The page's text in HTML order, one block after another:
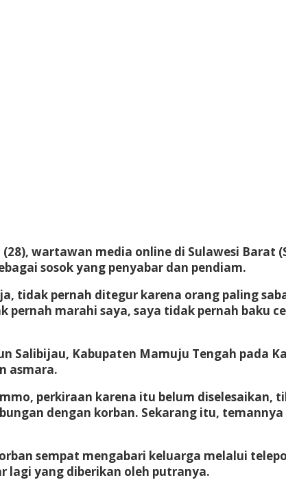
wartawan media online di Sulawesi Barat
sosok yang penyabar dan pendiam.
tidak pernah ditegur karena orang paling
marahi saya, saya tidak pernah baku
Salibijau, Kabupaten Mamuju Tengah pada
asmara.
perkiraan karena itu belum diselesaikan,
dengan korban. Sekarang itu,
sempat mengabari keluarga melalui
lagi yang diberikan oleh putranya.